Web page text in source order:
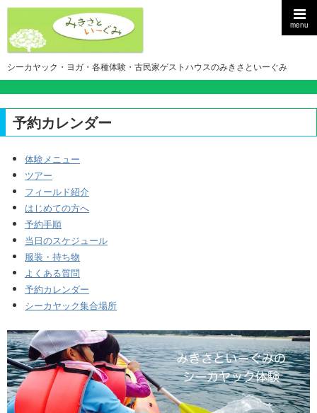
menu
シーカヤック・ヨガ・各種体験・古民家ゲストハウスのみきさといーぐみ
予約カレンダー
体験メニュー
ツアー
フィールド紹介
はじめての方へ
予約手順
当日のスケジュール
服装・持ち物
よくある質問
予約カレンダー
シーカヤック集合場所